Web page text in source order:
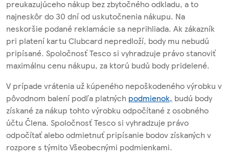
preukazujúceho nákup bez zbytočného odkladu, a to
najneskôr do 30 dní od uskutočnenia nákupu. Na
neskoršie podané reklamácie sa neprihliada. Ak zákazník
pri platení kartu Clubcard nepredloží, body mu nebudú
pripísané. Spoločnosť Tesco si vyhradzuje právo stanoviť
maximálnu cenu nákupu, za ktorú budú body pridelené.
V prípade vrátenia už kúpeného nepoškodeného výrobku v
pôvodnom balení podľa platných podmienok, budú body
získané za nákup tohto výrobku odpočítané z osobného
účtu Člena. Spoločnosť Tesco si vyhradzuje právo
odpočítať alebo odmietnuť pripísanie bodov získaných v
rozpore s týmito Všeobecnými podmienkami.